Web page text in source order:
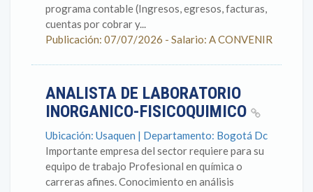
programa contable (Ingresos, egresos, facturas,
cuentas por cobrar y...
Publicación: 07/07/2026 - Salario: A CONVENIR
ANALISTA DE LABORATORIO
INORGANICO-FISICOQUIMICO
Ubicación: Usaquen | Departamento: Bogotá Dc
Importante empresa del sector requiere para su
equipo de trabajo Profesional en química o
carreras afines. Conocimiento en análisis